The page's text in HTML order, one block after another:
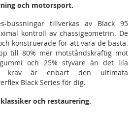
och motorsport.
bussningar tillverkas av Black 95
kontroll av chassigeometrin. De
konstruerade för att vara de bästa.
till 80% mer motståndskraftig mot
och 25% styvare än det lila
krav är enbart den ultimata
Black Series för dig.
och restaurering.